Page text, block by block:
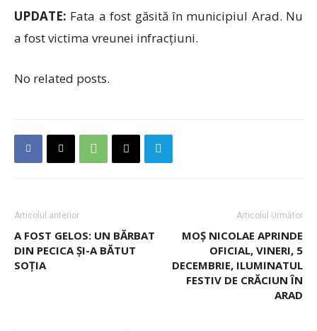
UPDATE: Fata a fost găsită în municipiul Arad. Nu
a fost victima vreunei infracțiuni.
No related posts.
Articolul anterior
A FOST GELOS: UN BĂRBAT
DIN PECICA ȘI-A BĂTUT
SOȚIA
Articolul Următor
MOȘ NICOLAE APRINDE
OFICIAL, VINERI, 5
DECEMBRIE, ILUMINATUL
FESTIV DE CRĂCIUN ÎN
ARAD